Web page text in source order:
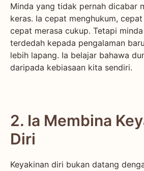
Minda yang tidak pernah dicabar
keras. Ia cepat menghukum,
cepat merasa cukup. Tetapi
terdedah kepada pengalaman
lebih lapang. Ia belajar bahawa
daripada kebiasaan kita sendiri.
2. Ia Membina
Diri
Keyakinan diri bukan datang